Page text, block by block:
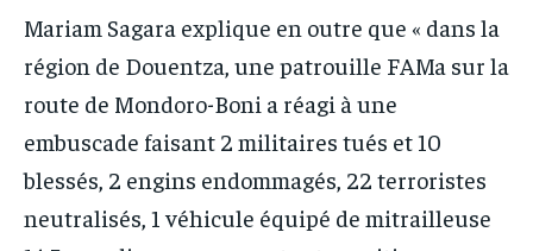
Mariam Sagara explique en outre que « dans la
région de Douentza, une patrouille FAMa sur la
route de Mondoro-Boni a réagi à une
embuscade faisant 2 militaires tués et 10
blessés, 2 engins endommagés, 22 terroristes
neutralisés, 1 véhicule équipé de mitrailleuse